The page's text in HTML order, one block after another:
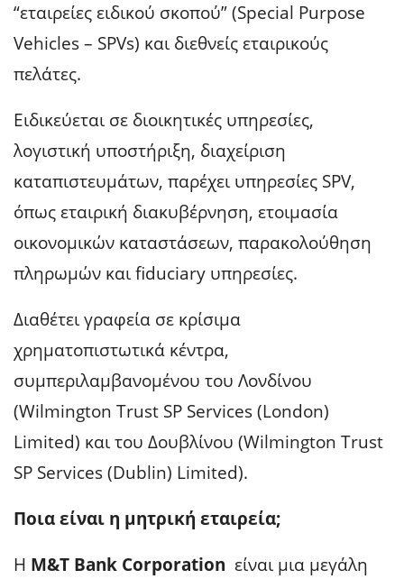
“εταιρείες ειδικού σκοπού” (Special Purpose
Vehicles – SPVs) και διεθνείς εταιρικούς
πελάτες.
Ειδικεύεται σε διοικητικές υπηρεσίες,
λογιστική υποστήριξη, διαχείριση
καταπιστευμάτων, παρέχει υπηρεσίες SPV,
όπως εταιρική διακυβέρνηση, ετοιμασία
οικονομικών καταστάσεων, παρακολούθηση
πληρωμών και fiduciary υπηρεσίες.
Διαθέτει γραφεία σε κρίσιμα
χρηματοπιστωτικά κέντρα,
συμπεριλαμβανομένου του Λονδίνου
(Wilmington Trust SP Services (London)
Limited) και του Δουβλίνου (Wilmington Trust
SP Services (Dublin) Limited).
Ποια είναι η μητρική εταιρεία;
Η M&T Bank Corporation είναι μια μεγάλη